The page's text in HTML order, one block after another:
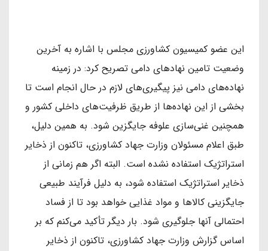
این عضو کمیسیون کشاورزی مجلس با اشاره به آخرین
وضعیت تامین نهادهای دامی تصریح کرد: در زمینه
نهاده‌های دامی نیز پیگیری‌های لازم در حال انجام است تا
بخشی از این نهاده‌ها از طریق ظرفیت‌های داخلی کشور و
همچنین غنی‌سازی علوفه جایگزین شود. به همین دلیل،
طبق اعلام مسئولان وزارت جهاد کشاورزی، تاکنون از ذخایر
استراتژیک استفاده نشده است. البته اگر هم زمانی از
ذخایر استراتژیک استفاده شود، به دلیل فرآیند طبیعی
جایگزینی کالاها و مواد غذایی خواهد بود تا از فساد
احتمالی آنها جلوگیری شود. بار دیگر تأکید می‌کنم که بر
اساس گزارش وزارت جهاد کشاورزی، تاکنون از ذخایر